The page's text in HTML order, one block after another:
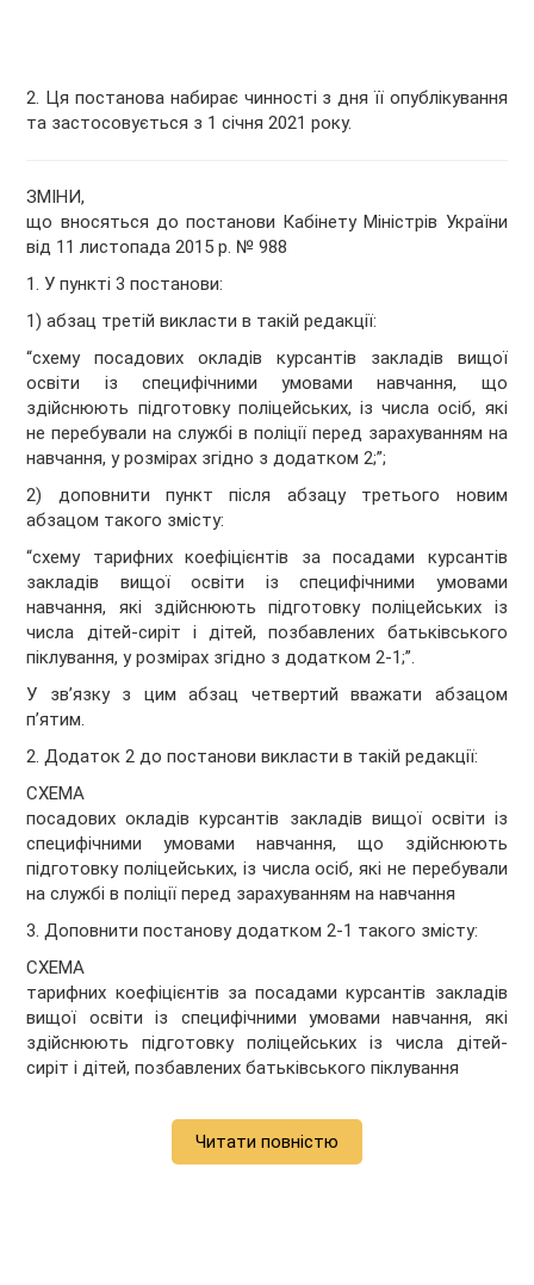
2. Ця постанова набирає чинності з дня її опублікування
та застосовується з 1 січня 2021 року.
ЗМІНИ,
що вносяться до постанови Кабінету Міністрів України
від 11 листопада 2015 р. № 988
1. У пункті 3 постанови:
1) абзац третій викласти в такій редакції:
“схему посадових окладів курсантів закладів вищої
освіти із специфічними умовами навчання, що
здійснюють підготовку поліцейських, із числа осіб, які
не перебували на службі в поліції перед зарахуванням на
навчання, у розмірах згідно з додатком 2;”;
2) доповнити пункт після абзацу третього новим
абзацом такого змісту:
“схему тарифних коефіцієнтів за посадами курсантів
закладів вищої освіти із специфічними умовами
навчання, які здійснюють підготовку поліцейських із
числа дітей-сиріт і дітей, позбавлених батьківського
піклування, у розмірах згідно з додатком 2-1;”.
У зв’язку з цим абзац четвертий вважати абзацом
п’ятим.
2. Додаток 2 до постанови викласти в такій редакції:
СХЕМА
посадових окладів курсантів закладів вищої освіти із
специфічними умовами навчання, що здійснюють
підготовку поліцейських, із числа осіб, які не перебували
на службі в поліції перед зарахуванням на навчання
3. Доповнити постанову додатком 2-1 такого змісту:
СХЕМА
тарифних коефіцієнтів за посадами курсантів закладів
вищої освіти із специфічними умовами навчання, які
здійснюють підготовку поліцейських із числа дітей-
сиріт і дітей, позбавлених батьківського піклування
Читати повністю